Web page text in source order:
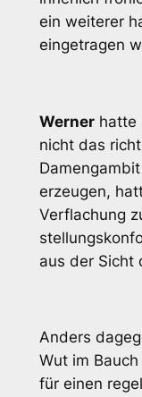
ein weiterer
eingetragen
Wernerhatte
nicht das
erzeugen,
Verflachung
aus der Sicht
Anders
Wut im
für einen